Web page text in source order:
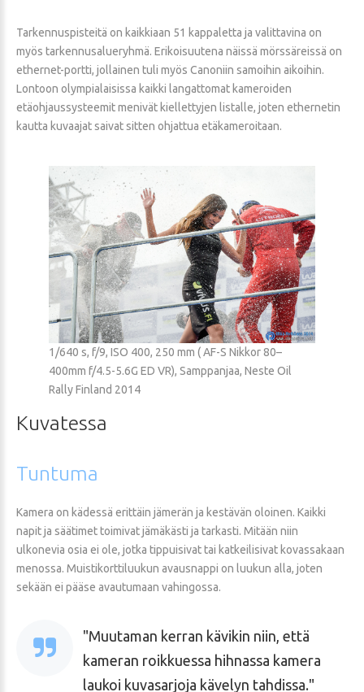
Tarkennuspisteitä on kaikkiaan 51 kappaletta ja valittavina on
myös tarkennusalueryhmä. Erikoisuutena näissä mörssäreissä on
ethernet-portti, jollainen tuli myös Canoniin samoihin aikoihin.
Lontoon olympialaisissa kaikki langattomat kameroiden
etäohjaussysteemit menivät kiellettyjen listalle, joten ethernetin
kautta kuvaajat saivat sitten ohjattua etäkameroitaan.
1/640 s, f/9, ISO 400, 250 mm ( AF-S Nikkor 80–
400mm f/4.5-5.6G ED VR), Samppanjaa, Neste Oil
Rally Finland 2014
Kuvatessa
Tuntuma
Kamera on kädessä erittäin jämerän ja kestävän oloinen. Kaikki
napit ja säätimet toimivat jämäkästi ja tarkasti. Mitään niin
ulkonevia osia ei ole, jotka tippuisivat tai katkeilisivat kovassakaan
menossa. Muistikorttiluukun avausnappi on luukun alla, joten
sekään ei pääse avautumaan vahingossa.
Muutaman kerran kävikin niin, että
kameran roikkuessa hihnassa kamera
laukoi kuvasarjoja kävelyn tahdissa.